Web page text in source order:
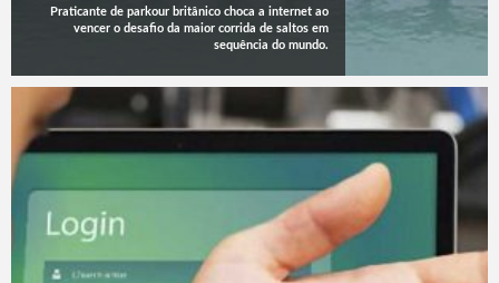
Praticante de parkour britânico choca a internet ao
vencer o desafio da maior corrida de saltos em
sequência do mundo.